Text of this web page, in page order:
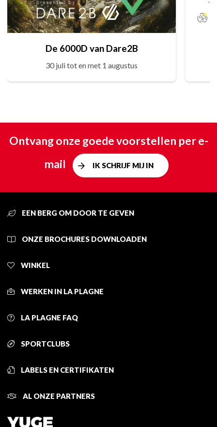
De 6000D van Dare2B
30 juli tot en met 1 augustus
Ontvang onze goede voorstellen per e-
mail
IK SCHRIJF MIJ IN
EEN BERG OM DOOR TE GEVEN
ONZE BROCHURES DOWNLOADEN
WINKEL
WERKEN IN LA PLAGNE
LA PLAGNE FAQ
SPORTCLUBS
LABELS EN CERTIFIKATEN
AL ONZE PARTNERS